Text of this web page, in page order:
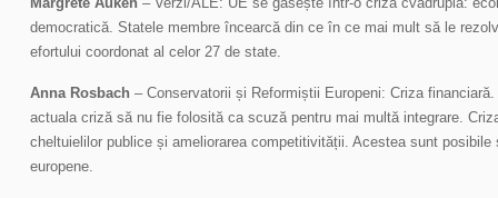
democratică. Statele membre încearcă din ce în ce mai mult să le
efortului coordonat al celor 27 de state.
Anna Rosbach – Conservatorii și Reformiștii Europeni: Criza
actuala criză să nu fie folosită ca scuză pentru mai multă integrare.
cheltuielilor publice și ameliorarea competitivității. Acestea sunt
europene.